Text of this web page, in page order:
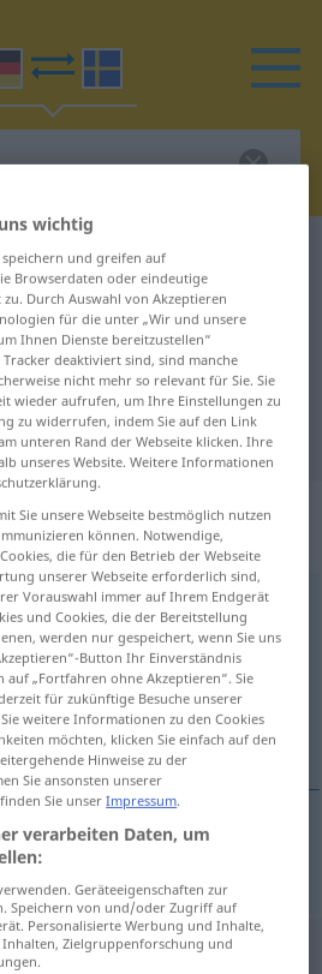
Wörterbuch Notenständer
Übersetzung
Schwedisch
: Maskulinum,
anklicken/antippen)
wichtig
und greifen auf
Browserdaten oder eindeutige
Durch Auswahl von Akzeptieren
für die unter „Wir und unsere
Ihnen Dienste bereitzustellen“
deaktiviert sind, sind manche
nicht mehr so relevant für Sie. Sie
wieder aufrufen, um Ihre Einstellungen zu
zu widerrufen, indem Sie auf den Link
unteren Rand der Webseite klicken. Ihre
unseres Website. Weitere Informationen
Sie unsere Webseite bestmöglich nutzen
können. Notwendige,
die für den Betrieb der Webseite
unserer Webseite erforderlich sind,
Vorauswahl immer auf Ihrem Endgerät
und Cookies, die der Bereitstellung
werden nur gespeichert, wenn Sie uns
Button Ihr Einverständnis
auf „Fortfahren ohne Akzeptieren“. Sie
für zukünftige Besuche unserer
weitere Informationen zu den Cookies
möchten, klicken Sie einfach auf den
Hinweise zu der
Sie ansonsten unserer
Sie unserImpressum.
verarbeiten Daten, um
Geräteeigenschaften zur
Speichern von und/oder Zugriff auf
Personalisierte Werbung und Inhalte,
Zielgruppenforschung und